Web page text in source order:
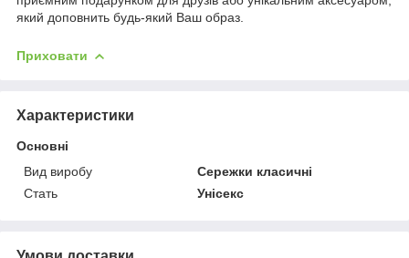
який доповнить будь-який Ваш образ.
Приховати
Характеристики
Основні
Вид виробу
Сережки класичні
Стать
Унісекс